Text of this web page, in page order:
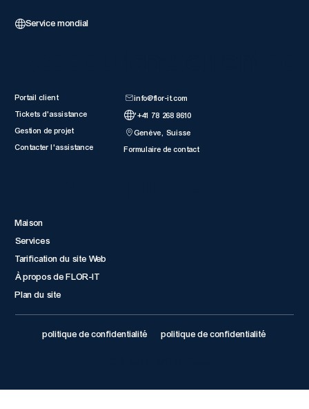
Service mondial
Portail client
Tickets d'assistance
Gestion de projet
Contacter l'assistance
info@flor-it.com
'+41 78 268 8610
Genève, Suisse
Formulaire de contact
Maison
Services
Tarification du site Web
À propos de FLOR-IT
Plan du site
politique de confidentialité politique de confidentialité